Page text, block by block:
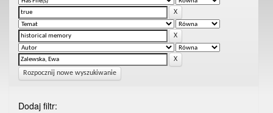
Rozpocznij nowe wyszukiwanie
Dodaj filtr: